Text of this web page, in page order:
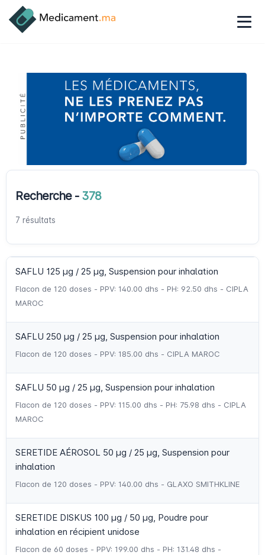
Recherche - 378
7 résultats
SAFLU 125 µg / 25 µg, Suspension pour inhalation
Flacon de 120 doses - PPV: 140.00 dhs - PH: 92.50 dhs - CIPLA
MAROC
SAFLU 250 µg / 25 µg, Suspension pour inhalation
Flacon de 120 doses - PPV: 185.00 dhs - CIPLA MAROC
SAFLU 50 µg / 25 µg, Suspension pour inhalation
Flacon de 120 doses - PPV: 115.00 dhs - PH: 75.98 dhs - CIPLA
MAROC
SERETIDE AÉROSOL 50 µg / 25 µg, Suspension pour
inhalation
Flacon de 120 doses - PPV: 140.00 dhs - GLAXO SMITHKLINE
SERETIDE DISKUS 100 µg / 50 µg, Poudre pour
inhalation en récipient unidose
Flacon de 60 doses - PPV: 199.00 dhs - PH: 131.48 dhs -